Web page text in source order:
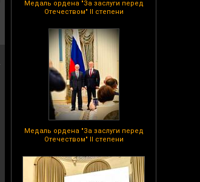
Медаль ордена "За заслуги перед
Отечеством" II степени
Медаль ордена "За заслуги перед
Отечеством" II степени